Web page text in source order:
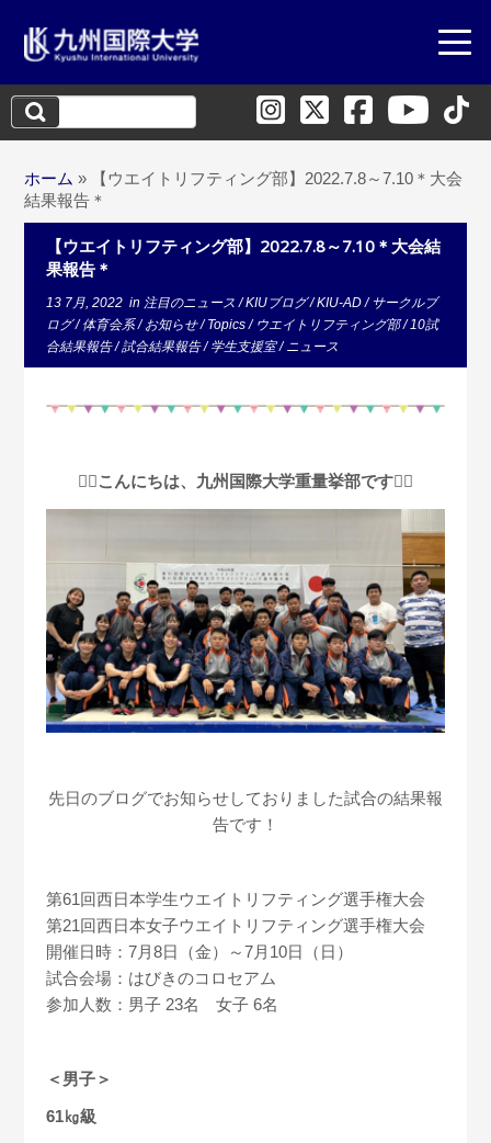
検
索:
ホーム »
【ウエイトリフティング部】2022.7.8～7.10＊大会
結果報告＊
【ウエイトリフティング部】2022.7.8～7.10＊大会結
果報告＊
13 7月, 2022 in 注目のニュース/KIUブログ/KIU-AD/ サークルブ
ログ/体育会系/お知らせ/Topics/ ウエイトリフティング部/10試
合結果報告/試合結果報告/学生支援室/ニュース
🏋️‍♂️こんにちは、九州国際大学重量挙部です🏋️‍♀️
先日のブログでお知らせしておりました試合の結果報
告です！
第61回西日本学生ウエイトリフティング選手権大会
第21回西日本女子ウエイトリフティング選手権大会
開催日時：7月8日（金）～7月10日（日）
試合会場：はびきのコロセアム
参加人数：男子 23名 女子 6名
＜男子＞
61㎏級